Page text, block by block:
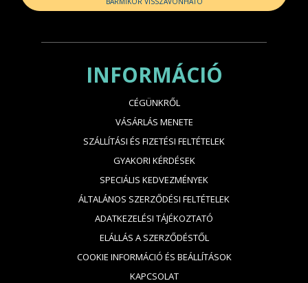
INFORMÁCIÓ
CÉGÜNKRŐL
VÁSÁRLÁS MENETE
SZÁLLÍTÁSI ÉS FIZETÉSI FELTÉTELEK
GYAKORI KÉRDÉSEK
SPECIÁLIS KEDVEZMÉNYEK
ÁLTALÁNOS SZERZŐDÉSI FELTÉTELEK
ADATKEZELÉSI TÁJÉKOZTATÓ
ELÁLLÁS A SZERZŐDÉSTŐL
COOKIE INFORMÁCIÓ ÉS BEÁLLÍTÁSOK
KAPCSOLAT